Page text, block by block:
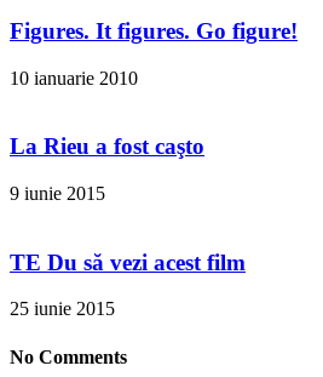
Figures. It figures. Go figure!
10 ianuarie 2010
La Rieu a fost caşto
9 iunie 2015
TE Du să vezi acest film
25 iunie 2015
No Comments